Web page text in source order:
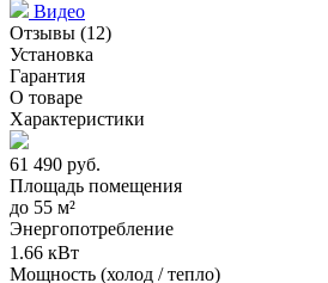
Видео
Отзывы (12)
Установка
Гарантия
О товаре
Характеристики
61 490 руб.
Площадь помещения
до 55 м²
Энергопотребление
1.66 кВт
Мощность (холод / тепло)